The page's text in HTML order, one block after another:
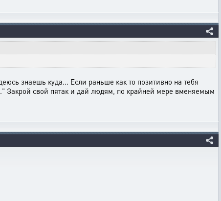
знаешь куда... Если раньше как то позитивно на тебя
Закрой свой пятак и дай людям, по крайней мере вменяемым